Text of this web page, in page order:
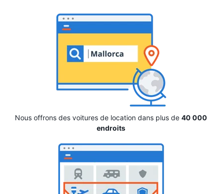
Nous offrons des voitures de location dans plus de 40 000
endroits